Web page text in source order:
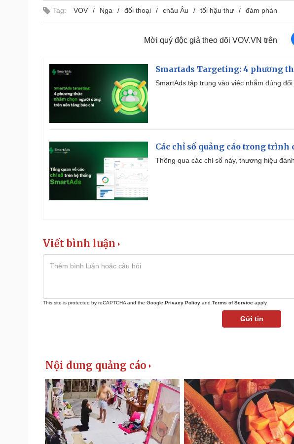
Tag: VOV Nga đối thoại châu Âu tối hậu thư đàm phán
Mời quý độc giả theo dõi VOV.VN trên
Smartads Targeting: 4 phương
SmartAds tập trung vào việc nhắm đúng
Các chỉ số quảng cáo trong trình
Thông qua các chỉ số này, thương hiệu
Viết bình luận
This site is protected by reCAPTCHA and the Google Privacy Policy and Terms of Service apply.
Gửi tin